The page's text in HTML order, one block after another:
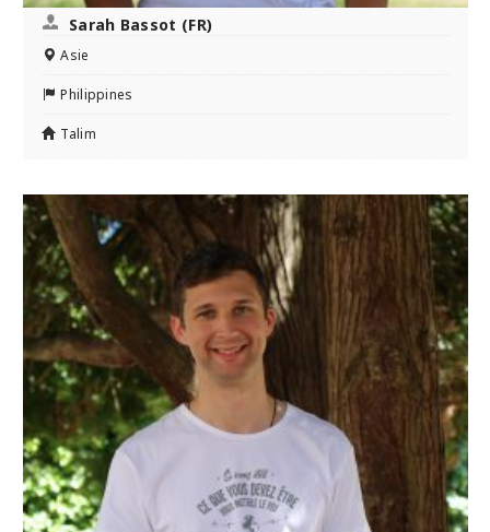
Sarah Bassot (FR)
Asie
Philippines
Talim